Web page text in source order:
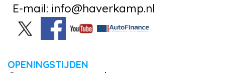
E-mail: info@haverkamp.nl
OPENINGSTIJDEN